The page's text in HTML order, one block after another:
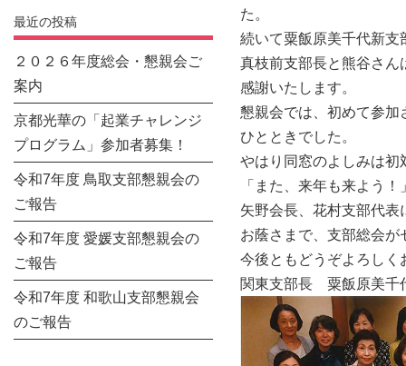
た。
続いて粟飯原美千代新支
真枝前支部長と熊谷さん
感謝いたします。
懇親会では、初めて参加
ひとときでした。
やはり同窓のよしみは初
「また、来年も来よう
矢野会長、花村支部代
お蔭さまで、支部総会
今後ともどうぞよろしく
関東支部長 粟飯原美千
最近の投稿
２０２６年度総会・懇親会ご
案内
京都光華の「起業チャレンジ
プログラム」参加者募集！
令和7年度 鳥取支部懇親会の
ご報告
令和7年度 愛媛支部懇親会の
ご報告
令和7年度 和歌山支部懇親会
のご報告